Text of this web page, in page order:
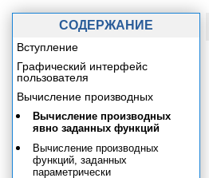
СОДЕРЖАНИЕ
Вступление
Графический интерфейс
пользователя
Вычисление производных
Вычисление производных
явно заданных функций
Вычисление производных
функций, заданных
параметрически